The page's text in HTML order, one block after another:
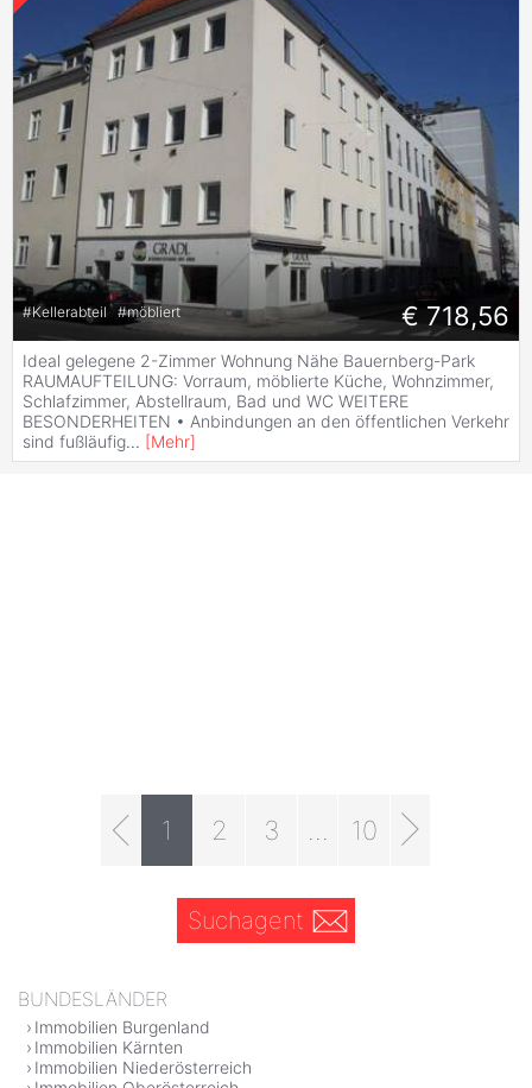
#Kellerabteil #möbliert € 718,56
Ideal gelegene 2-Zimmer Wohnung Nähe Bauernberg-Park
RAUMAUFTEILUNG: Vorraum, möblierte Küche, Wohnzimmer,
Schlafzimmer, Abstellraum, Bad und WC WEITERE
BESONDERHEITEN • Anbindungen an den öffentlichen Verkehr
sind fußläufig... [Mehr]
1 2 3 10
Suchagent
BUNDESLÄNDER
Immobilien Burgenland
Immobilien Kärnten
Immobilien Niederösterreich